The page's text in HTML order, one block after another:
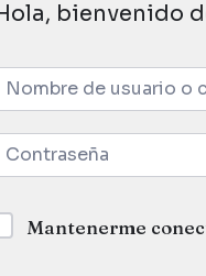
bienvenido
Mantenerme